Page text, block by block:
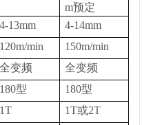
m预定
4-13mm
4-14mm
120m/min
150m/min
全变频
全变频
180型 180型
1T 1T或2T